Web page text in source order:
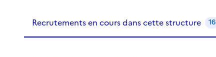
Recrutements de la structure
Recrutements en cours dans cette structure 16